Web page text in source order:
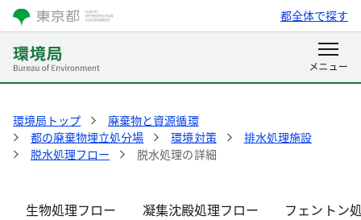
都全体で探す
環境局トップ
廃棄物と資源循環
都の廃棄物埋立処分場
環境対策
排水処理施設
脱水処理フロー
脱水処理の詳細
生物処理フロー 凝集沈殿処理フロー フェントン